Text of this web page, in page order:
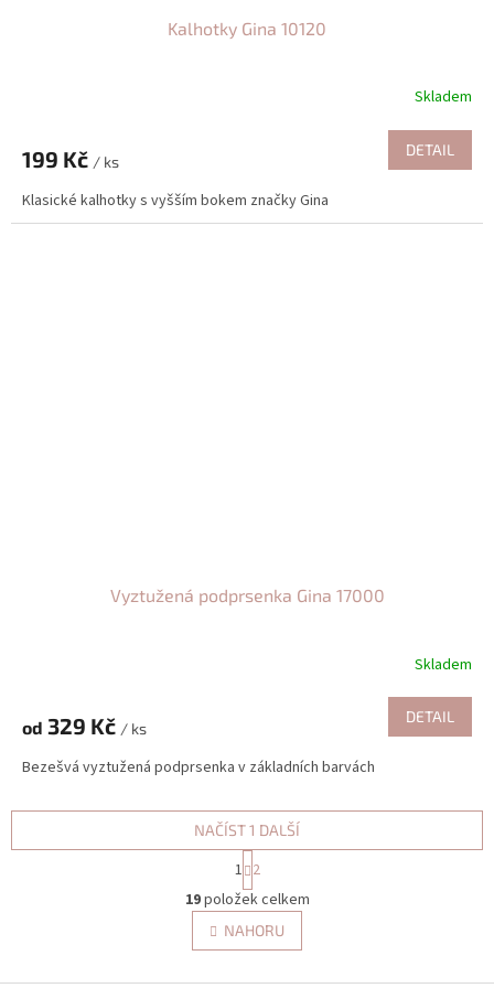
Kalhotky Gina 10120
Skladem
199 Kč / ks
DETAIL
Klasické kalhotky s vyšším bokem značky Gina
Vyztužená podprsenka Gina 17000
Skladem
od 329 Kč / ks
DETAIL
Bezešvá vyztužená podprsenka v základních barvách
O
v
l
á
NAČÍST 1 DALŠÍ
t
r
á
n
k
1 2
19položek celkem
NAHORU